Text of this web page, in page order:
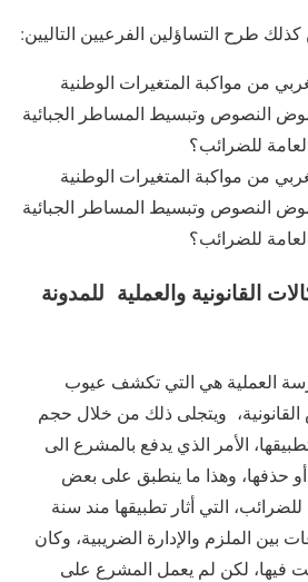
طرح التساؤلين الفرعيين التاليين:
من مواكبة المتغيرات الوطنية
النصوص وتبسيط المساطر الجبائية
للضرائب؟
من مواكبة المتغيرات الوطنية
النصوص وتبسيط المساطر الجبائية
للضرائب؟
القانونية والعملية للمدونة
العملية هي التي تكشف عيوب
ويتجلى ذلك من خلال حجم
الأمر الذي يدفع بالمشرع الى
حذفها، وهذا ما ينطبق على بعض
التي أثار تطبيقها مند سنة
بين الملزم والإدارة الضريبية، وكان
فيها، لكن لم يعمل المشرع على